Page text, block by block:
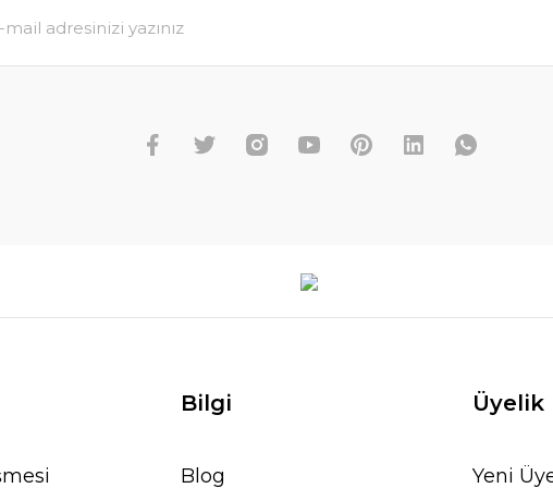
Bilgi
Blog
Üyelik
Yeni